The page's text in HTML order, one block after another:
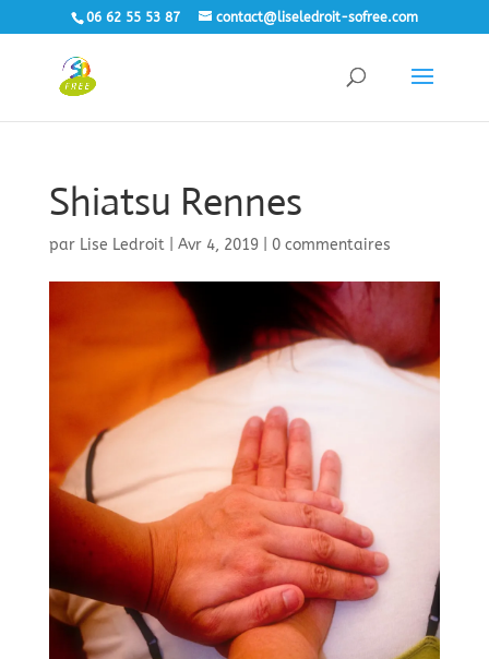
06 62 55 53 87 contact@liseledroit-sofree.com
Shiatsu Rennes
par Lise Ledroit| Avr 4, 2019| 0 commentaires